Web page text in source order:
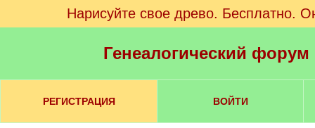
Нарисуйте свое древо. Бесплатно.
Генеалогический
РЕГИСТРАЦИЯ ВОЙТИ